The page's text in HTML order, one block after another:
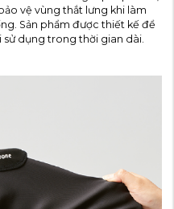
vệ vùng thắt lưng khi làm
Sản phẩm được thiết kế để
dụng trong thời gian dài.